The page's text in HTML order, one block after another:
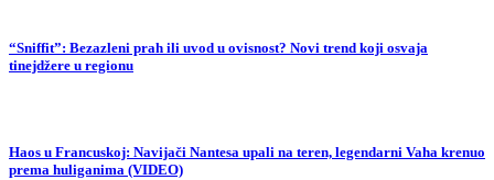
“Sniffit”: Bezazleni prah ili uvod u ovisnost? Novi trend koji osvaja
tinejdžere u regionu
Haos u Francuskoj: Navijači Nantesa upali na teren, legendarni Vaha krenuo
prema huliganima (VIDEO)